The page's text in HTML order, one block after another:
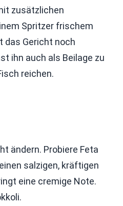
zusätzlichen
Spritzer frischem
das Gericht noch
ihn auch als Beilage zu
reichen.
ändern. Probiere Feta
salzigen, kräftigen
eine cremige Note.